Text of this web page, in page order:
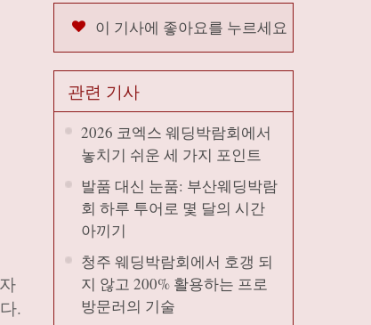
.
이 기사에 좋아요를 누르세요
관련 기사
2026 코엑스 웨딩박람회에서
놓치기 쉬운 세 가지 포인트
발품 대신 눈품: 부산웨딩박람
회 하루 투어로 몇 달의 시간
아끼기
청주 웨딩박람회에서 호갱 되
지 않고 200% 활용하는 프로
방문러의 기술